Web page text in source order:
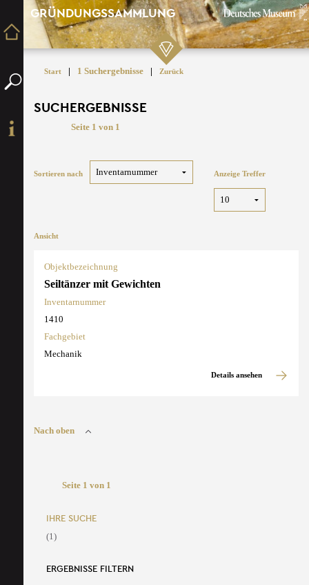
GRÜNDUNGSSAMMLUNG
Start | 1 Suchergebnisse | Zurück
SUCHERGEBNISSE
Seite 1 von 1
Sortieren nach Anzeige Treffer
Ansicht
Objektbezeichnung
Seiltänzer mit Gewichten
Inventarnummer
1410
Fachgebiet
Mechanik
Details ansehen
Nach oben
Seite 1 von 1
IHRE SUCHE
(1)
ERGEBNISSE FILTERN